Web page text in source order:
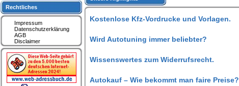
Kostenlose Kfz-Vordrucke und Vorlagen.
Wird Autotuning immer beliebter?
Wissenswertes zum Widerrufsrecht.
Autokauf – Wie bekommt man faire Preise?
Rechtliches
Impressum
Datenschutzerklärung
AGB
Disclaimer